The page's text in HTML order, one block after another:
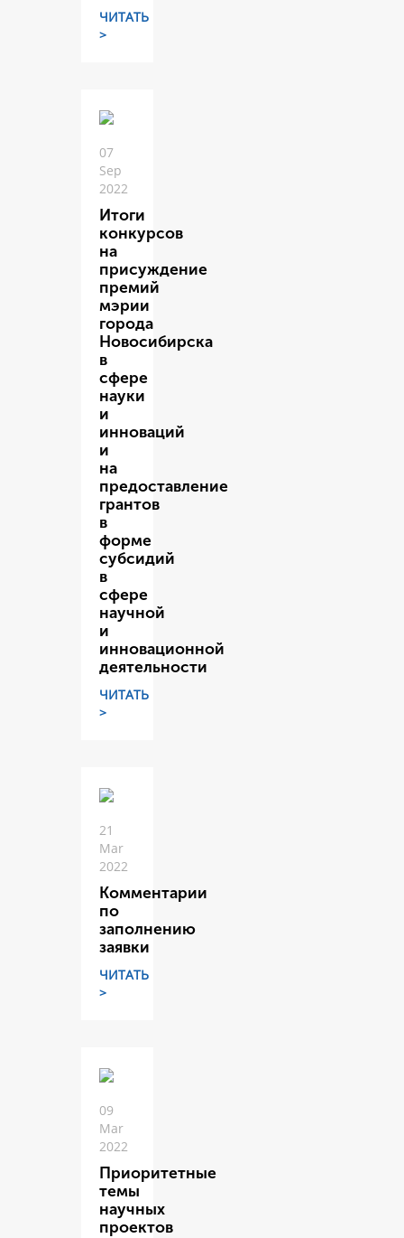
ЧИТАТЬ
>
07
Sep
2022
Итоги
конкурсов
на
присуждение
премий
мэрии
города
Новосибирска
в
сфере
науки
и
инноваций
и
на
предоставление
грантов
в
форме
субсидий
в
сфере
научной
и
инновационной
деятельности
ЧИТАТЬ
>
21
Mar
2022
Комментарии
по
заполнению
заявки
ЧИТАТЬ
>
09
Mar
2022
Приоритетные
темы
научных
проектов